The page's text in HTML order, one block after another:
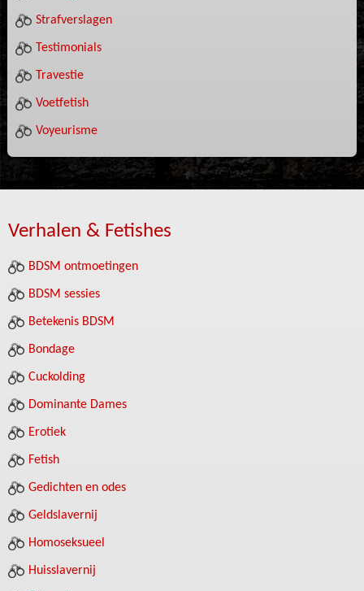
Strafverslagen
Testimonials
Travestie
Voetfetish
Voyeurisme
Verhalen & Fetishes
BDSM ontmoetingen
BDSM sessies
Betekenis BDSM
Bondage
Cuckolding
Dominante Dames
Erotiek
Fetish
Gedichten en odes
Geldslavernij
Homoseksueel
Huisslavernij